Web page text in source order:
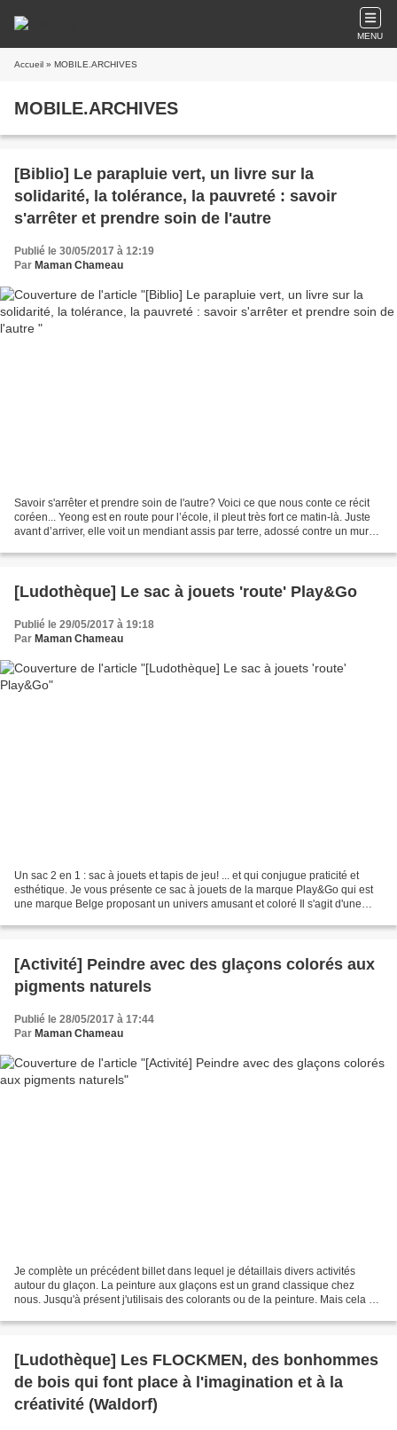
MENU
Accueil » MOBILE.ARCHIVES
MOBILE.ARCHIVES
[Biblio] Le parapluie vert, un livre sur la
solidarité, la tolérance, la pauvreté : savoir
s'arrêter et prendre soin de l'autre
Publié le 30/05/2017 à 12:19
Par Maman Chameau
Savoir s'arrêter et prendre soin de l'autre? Voici ce que nous conte ce récit
coréen... Yeong est en route pour l’école, il pleut très fort ce matin-là. Juste
avant d’arriver, elle voit un mendiant assis par terre, adossé contre un mur…
[Ludothèque] Le sac à jouets 'route' Play&Go
Publié le 29/05/2017 à 19:18
Par Maman Chameau
Un sac 2 en 1 : sac à jouets et tapis de jeu! ... et qui conjugue praticité et
esthétique. Je vous présente ce sac à jouets de la marque Play&Go qui est
une marque Belge proposant un univers amusant et coloré Il s'agit d'une
[Activité] Peindre avec des glaçons colorés aux
pigments naturels
Publié le 28/05/2017 à 17:44
Par Maman Chameau
Je complète un précédent billet dans lequel je détaillais divers activités
autour du glaçon. La peinture aux glaçons est un grand classique chez
nous. Jusqu'à présent j'utilisais des colorants ou de la peinture. Mais cela ne
[Ludothèque] Les FLOCKMEN, des bonhommes
de bois qui font place à l'imagination et à la
créativité (Waldorf)